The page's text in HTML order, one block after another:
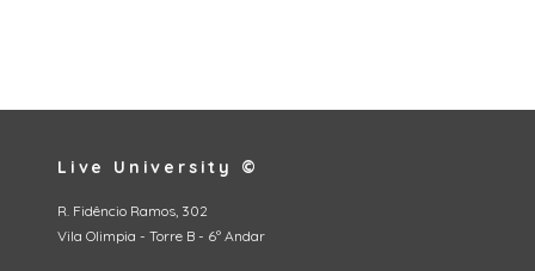
Live University ©
R. Fidêncio Ramos, 302
Vila Olimpia - Torre B - 6º Andar